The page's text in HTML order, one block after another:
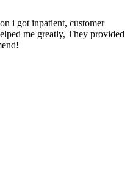
i got inpatient, customer
me greatly, They provided